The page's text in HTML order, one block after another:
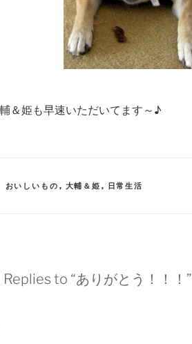
＆姫も早速いただいてます～♪
CATEGORIES
おいしいもの , 大輔＆姫 , 日常生活
Replies to “ありがとう！！！”